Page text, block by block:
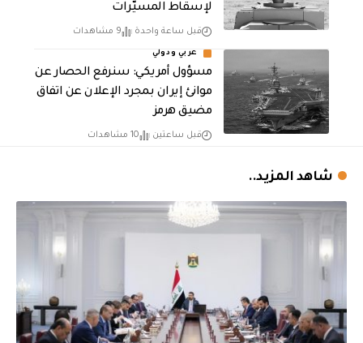
لإسقاط المسيّرات
قبل ساعة واحدة 9 مشاهدات
عربي ودولي
مسؤول أمريكي: سنرفع الحصار عن
موانئ إيران بمجرد الإعلان عن اتفاق
مضيق هرمز
قبل ساعتين 10 مشاهدات
شاهد المزيد..